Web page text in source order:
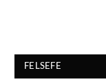
FELSEFE